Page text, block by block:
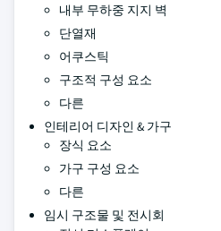
내부 무하중 지지 벽
단열재
어쿠스틱
구조적 구성 요소
다른
인테리어 디자인 & 가구
장식 요소
가구 구성 요소
다른
임시 구조물 및 전시회